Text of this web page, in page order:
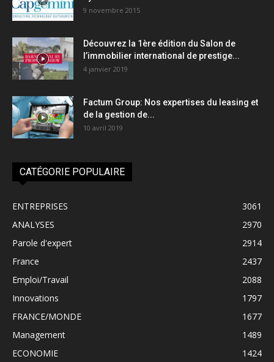
9 novembre 2015
Découvrez la 1ère édition du Salon de
l’immobilier international de prestige...
4 janvier 2019
Factum Group: Nos expertises du leasing et
de la gestion de...
10 avril 2019
CATÉGORIE POPULAIRE
ENTREPRISES
3061
ANALYSES
2970
Parole d'expert
2914
France
2437
Emploi/Travail
2088
Innovations
1797
FRANCE/MONDE
1677
Management
1489
ECONOMIE
1424